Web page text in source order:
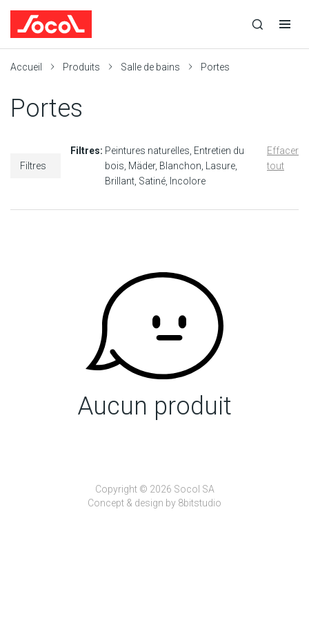
recherche
recherche
navigation
Accueil Produits Salle de bains Portes
Portes
Filtres
Filtres: Peintures naturelles Entretien du
bois Mäder Blanchon
Lasure
Brillant Satiné Incolore
Effacer
tout
Aucun produit
Copyright © 2026 Socol SA
Concept & design by 8bitstudio